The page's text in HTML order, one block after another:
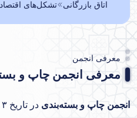
اتاق بازرگانی تشکل‌های
معرفی انجمن
معرفی انجمن چاپ و
انجمن چاپ و بسته‌بندی